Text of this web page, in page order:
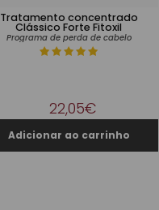
Tratamento concentrado
Clássico Forte Fitoxil
Programa de perda de cabelo
22,05€